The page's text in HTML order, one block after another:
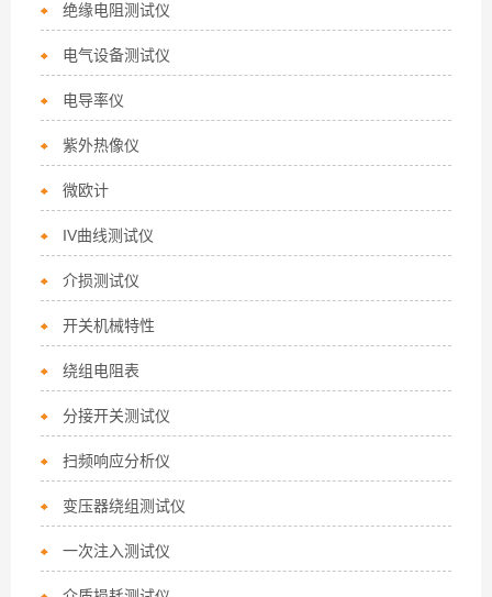
绝缘电阻测试仪
电气设备测试仪
电导率仪
紫外热像仪
微欧计
IV曲线测试仪
介损测试仪
开关机械特性
绕组电阻表
分接开关测试仪
扫频响应分析仪
变压器绕组测试仪
一次注入测试仪